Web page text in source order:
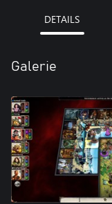
DETAILS
Galerie